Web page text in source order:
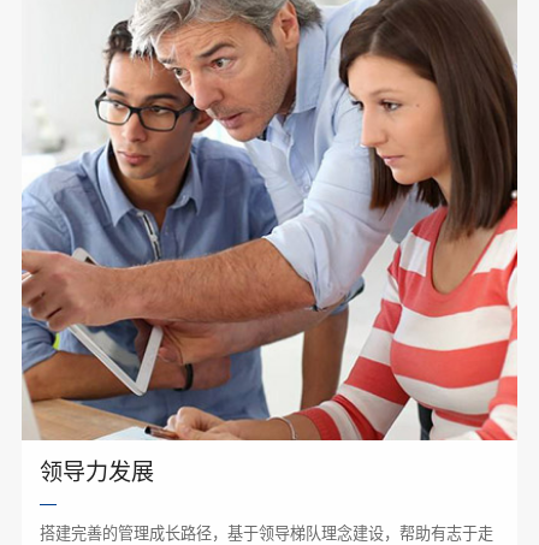
领导力发展
搭建完善的管理成长路径，基于领导梯队理念建设，帮助有志于走